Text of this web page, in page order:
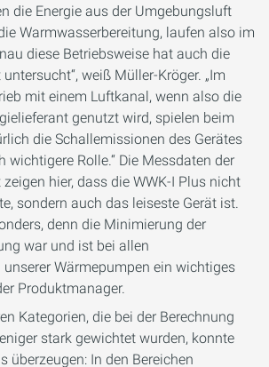
die Energie aus der Umgebungsluft
Warmwasserbereitung, laufen also im
diese Betriebsweise hat auch die
weiß Müller-Kröger. „Im
mit einem Luftkanal, wenn also die
genutzt wird, spielen beim
die Schallemissionen des Gerätes
wichtigere Rolle.“ Die Messdaten der
hier, dass die WWK-I Plus nicht
sondern auch das leiseste Gerät ist.
denn die Minimierung der
war und ist bei allen
Wärmepumpen ein wichtiges
Produktmanager.
Kategorien, die bei der Berechnung
stark gewichtet wurden, konnte
überzeugen: In den Bereichen